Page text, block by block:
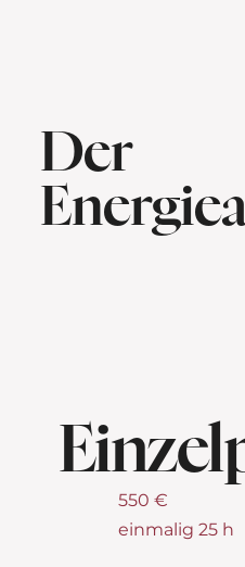
Der
550 €
einmalig 25 h